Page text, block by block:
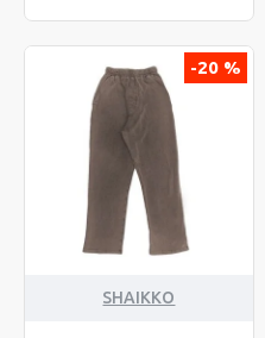
-20 %
SHAIKKO